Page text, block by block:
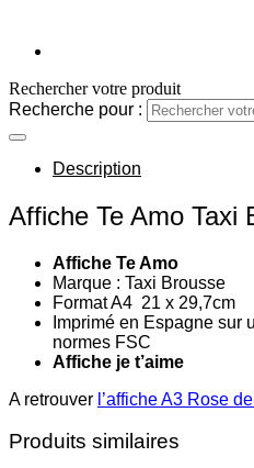
Rechercher votre produit
Recherche pour :
Description
Affiche Te Amo Taxi
Affiche Te Amo
Marque : Taxi Brousse
Format A4 21 x 29,7cm
Imprimé en Espagne sur
normes FSC
Affiche je t’aime
A retrouver l’affiche A3 Rose
Produits similaires